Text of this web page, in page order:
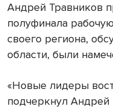
Андрей Травников
полуфинала
своего региона,
области, были
«Новые лидеры
подчеркнул Андрей